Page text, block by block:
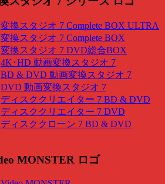
変換スタジオ 7 Complete BOX ULTRA
変換スタジオ 7 Complete BOX
変換スタジオ 7 DVD総合BOX
4K･HD 動画変換スタジオ 7
BD & DVD 動画変換スタジオ 7
DVD 動画変換スタジオ 7
ディスククリエイター 7 BD & DVD
ディスククリエイター 7 DVD
ディスククローン 7 BD & DVD